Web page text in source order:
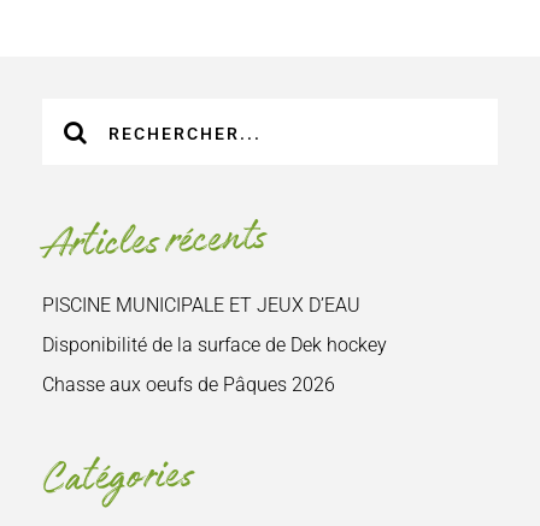
sur
Articles récents
PISCINE MUNICIPALE ET JEUX D’EAU
Disponibilité de la surface de Dek hockey
Chasse aux oeufs de Pâques 2026
Catégories